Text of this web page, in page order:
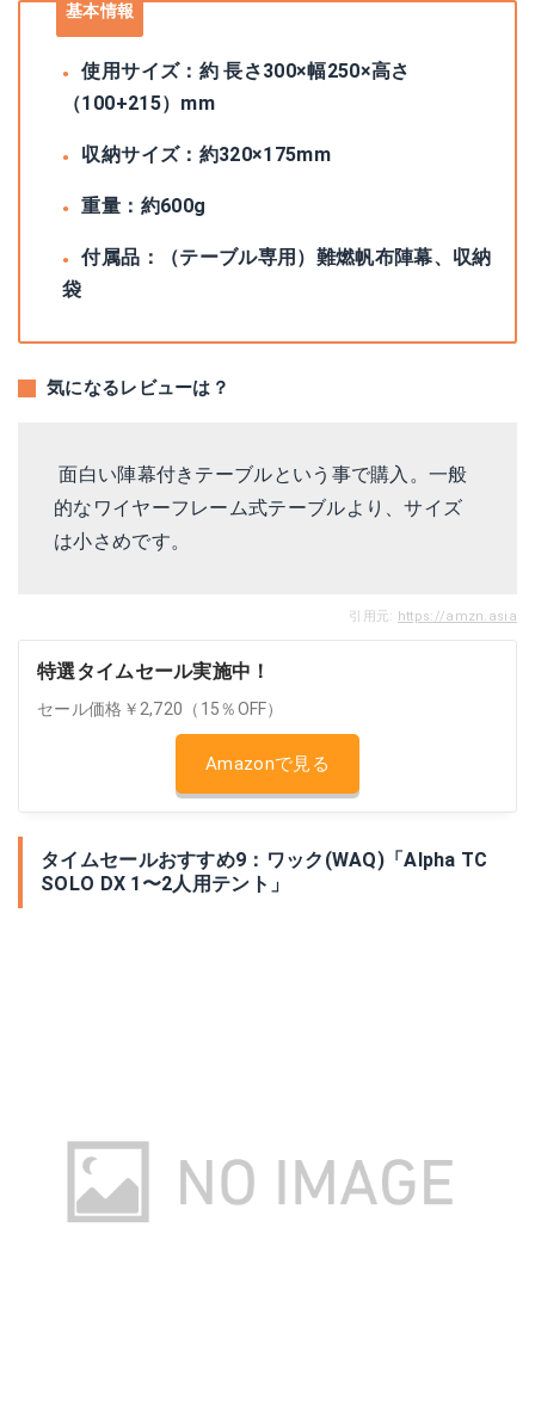
基本情報
使用サイズ：約 長さ300×幅250×高さ
（100+215）mm
収納サイズ：約320×175mm
重量：約600g
付属品：（テーブル専用）難燃帆布陣幕、収納
袋
気になるレビューは？
面白い陣幕付きテーブルという事で購入。一般
的なワイヤーフレーム式テーブルより、サイズ
は小さめです。
引用元: https://amzn.asia
特選タイムセール実施中！
セール価格￥2,720（15％OFF）
Amazonで見る
タイムセールおすすめ9：ワック(WAQ)「Alpha TC
SOLO DX 1〜2人用テント」